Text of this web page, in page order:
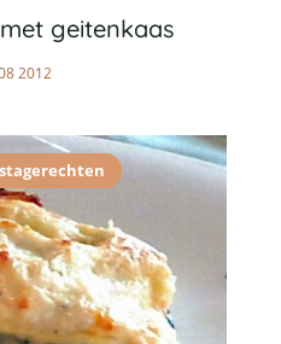
geitenkaas
2012